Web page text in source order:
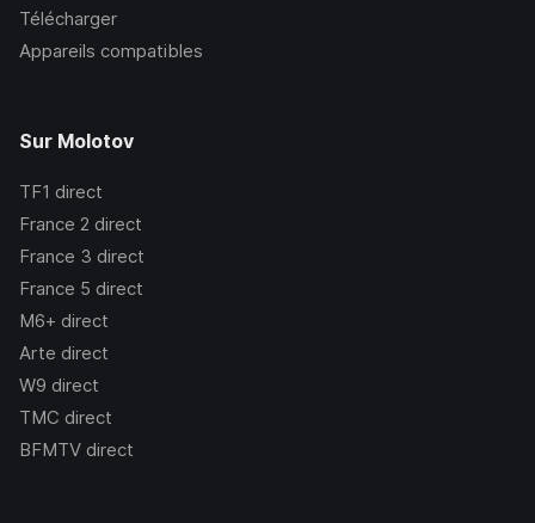
Télécharger
Appareils compatibles
Sur Molotov
TF1 direct
France 2 direct
France 3 direct
France 5 direct
M6+ direct
Arte direct
W9 direct
TMC direct
BFMTV direct